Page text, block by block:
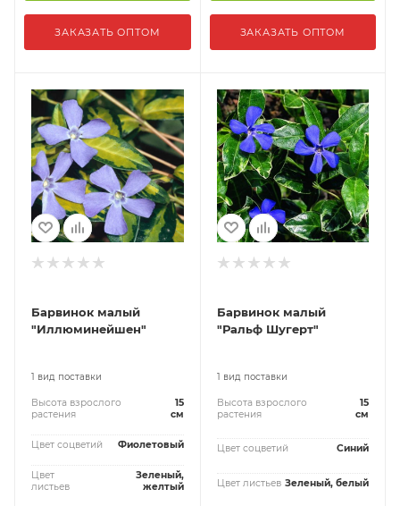
ЗАКАЗАТЬ ОПТОМ ЗАКАЗАТЬ ОПТОМ
Барвинок малый
"Иллюминейшен"
1 вид поставки
Высота взрослого
растения
15
см
Цвет соцветий Фиолетовый
Цвет
листьев
Зеленый,
желтый
Барвинок малый
"Ральф Шугерт"
1 вид поставки
Высота взрослого
растения
15
см
Цвет соцветий Синий
Цвет листьев Зеленый, белый